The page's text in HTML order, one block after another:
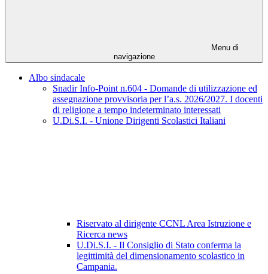
Menu di
navigazione
Albo sindacale
Snadir Info-Point n.604 - Domande di utilizzazione ed
assegnazione provvisoria per l’a.s. 2026/2027. I docenti
di religione a tempo indeterminato interessati
U.Di.S.I. - Unione Dirigenti Scolastici Italiani
Riservato al dirigente CCNL Area Istruzione e
Ricerca news
U.Di.S.I. - Il Consiglio di Stato conferma la
legittimità del dimensionamento scolastico in
Campania.